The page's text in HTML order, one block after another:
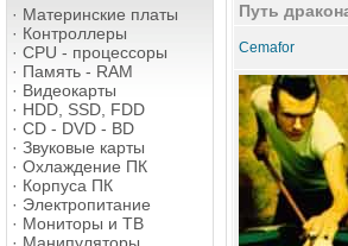
· Материнские платы
· Контроллеры
· CPU - процессоры
· Память - RAM
· Видеокарты
· HDD, SSD, FDD
· CD - DVD - BD
· Звуковые карты
· Охлаждение ПК
· Корпуса ПК
· Электропитание
· Мониторы и ТВ
Путь
Cemafor